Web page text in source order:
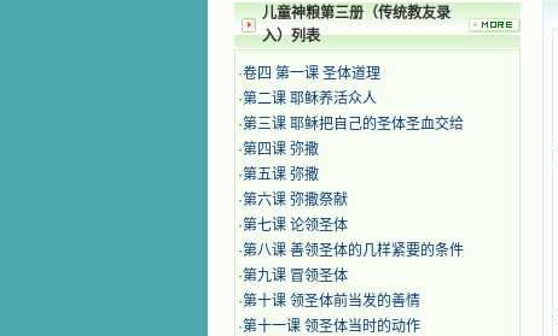
儿童神粮第三册（传统教友录
入）列表
·卷四 第一课 圣体道理
·第二课 耶稣养活众人
·第三课 耶稣把自己的圣体圣血交给
·第四课 弥撒
·第五课 弥撒
·第六课 弥撒祭献
·第七课 论领圣体
·第八课 善领圣体的几样紧要的条件
·第九课 冒领圣体
·第十课 领圣体前当发的善情
·第十一课 领圣体当时的动作